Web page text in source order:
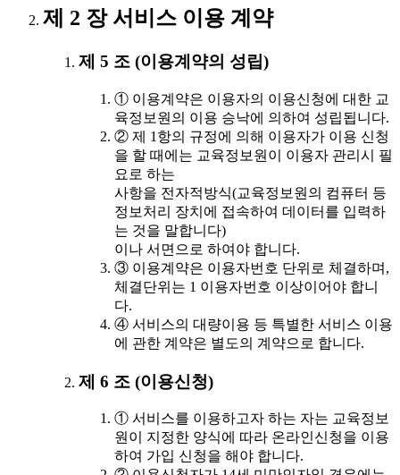
제 2 장 서비스 이용 계약
제 5 조 (이용계약의 성립)
① 이용계약은 이용자의 이용신청에 대한 교
육정보원의 이용 승낙에 의하여 성립됩니다.
② 제 1항의 규정에 의해 이용자가 이용 신청
을 할 때에는 교육정보원이 이용자 관리시 필
요로 하는
사항을 전자적방식(교육정보원의 컴퓨터 등
정보처리 장치에 접속하여 데이터를 입력하
는 것을 말합니다)
이나 서면으로 하여야 합니다.
③ 이용계약은 이용자번호 단위로 체결하며,
체결단위는 1 이용자번호 이상이어야 합니
다.
④ 서비스의 대량이용 등 특별한 서비스 이용
에 관한 계약은 별도의 계약으로 합니다.
제 6 조 (이용신청)
① 서비스를 이용하고자 하는 자는 교육정보
원이 지정한 양식에 따라 온라인신청을 이용
하여 가입 신청을 해야 합니다.